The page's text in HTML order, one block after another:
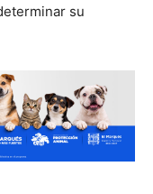
su